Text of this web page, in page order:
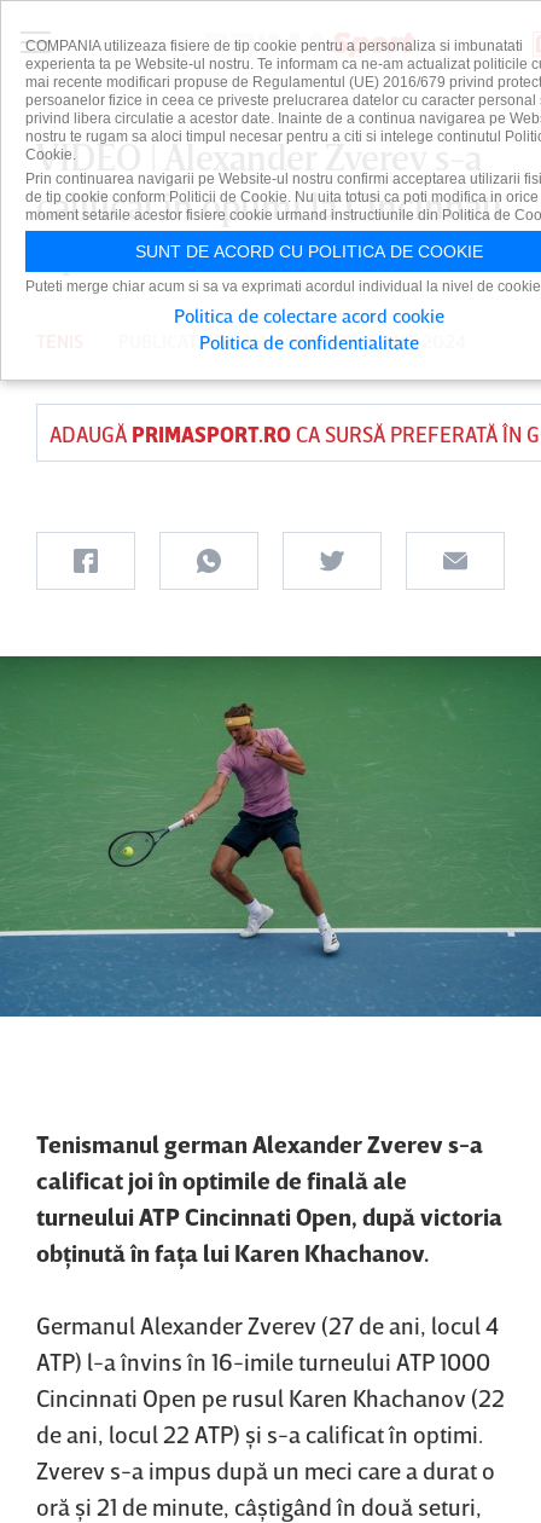
VIDEO | Alexander Zverev s-a
calificat în optimi la Cincinnati
PUBLICAT DEDAIAN CUTUPE 15 AUG 2024
ADAUGĂ PRIMASPORT.ROCA SURSĂ PREFERATĂ ÎN
Tenismanul german Alexander Zverev s-a
calificat joi în optimile de finală ale
turneului ATP Cincinnati Open, după victoria
obţinută în faţa lui Karen Khachanov.
Germanul Alexander Zverev (27 de ani, locul 4
ATP) l-a învins în 16-imile turneului ATP 1000
Cincinnati Open pe rusul Karen Khachanov (22
de ani, locul 22 ATP) şi s-a calificat în optimi.
Zverev s-a impus după un meci care a durat o
oră şi 21 de minute, câştigând în două seturi,
COMPANIA utilizeaza fisiere de tip cookie pentru a personaliza si imbunatati
experienta ta pe Website-ul nostru. Te informam ca ne-am actualizat politicile
mai recente modificari propuse de Regulamentul (UE) 2016/679 privind
persoanelor fizice in ceea ce priveste prelucrarea datelor cu caracter personal
privind libera circulatie a acestor date. Inainte de a continua navigarea pe
nostru te rugam sa aloci timpul necesar pentru a citi si intelege continutul
Cookie.
Prin continuarea navigarii pe Website-ul nostru confirmi acceptarea utilizarii
de tip cookie conform Politicii de Cookie. Nu uita totusi ca poti modifica in orice
moment setarile acestor fisiere cookie urmand instructiunile din Politica de
SUNT DE ACORD CU POLITICA DE COOKIE
Puteti merge chiar acum si sa va exprimati acordul individual la nivel de
Politica de colectare acord cookie
Politica de confidentialitate